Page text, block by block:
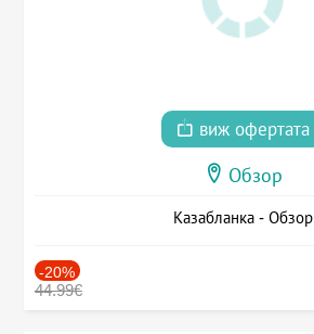
виж офертата
Обзор
Казабланка - Обзор
-20%
44.99€